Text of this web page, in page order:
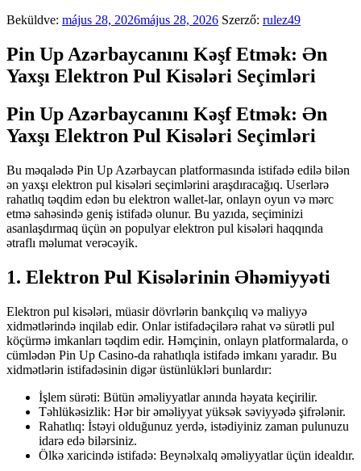
Beküldve: május 28, 2026május 28, 2026 Szerző: rulez49
Pin Up Azərbaycanını Kəşf Etmək: Ən
Yaxşı Elektron Pul Kisələri Seçimləri
Pin Up Azərbaycanını Kəşf Etmək: Ən
Yaxşı Elektron Pul Kisələri Seçimləri
Bu məqalədə Pin Up Azərbaycan platformasında istifadə edilə bilən
ən yaxşı elektron pul kisələri seçimlərini araşdıracağıq. Userlərə
rahatlıq təqdim edən bu elektron wallet-lar, onlayn oyun və mərc
etmə sahəsində geniş istifadə olunur. Bu yazıda, seçiminizi
asanlaşdırmaq üçün ən populyar elektron pul kisələri haqqında
ətraflı məlumat verəcəyik.
1. Elektron Pul Kisələrinin Əhəmiyyəti
Elektron pul kisələri, müasir dövrlərin bankçılıq və maliyyə
xidmətlərində inqilab edir. Onlar istifadəçilərə rahat və sürətli pul
köçürmə imkanları təqdim edir. Həmçinin, onlayn platformalarda, o
cümlədən Pin Up Casino-da rahatlıqla istifadə imkanı yaradır. Bu
xidmətlərin istifadəsinin digər üstünlükləri bunlardır:
İşlem sürəti: Bütün əməliyyatlar anında həyata keçirilir.
Təhlükəsizlik: Hər bir əməliyyat yüksək səviyyədə şifrələnir.
Rahatlıq: İstəyi olduğunuz yerdə, istədiyiniz zaman pulunuzu
idarə edə bilərsiniz.
Ölkə xaricində istifadə: Beynəlxalq əməliyyatlar üçün idealdır.